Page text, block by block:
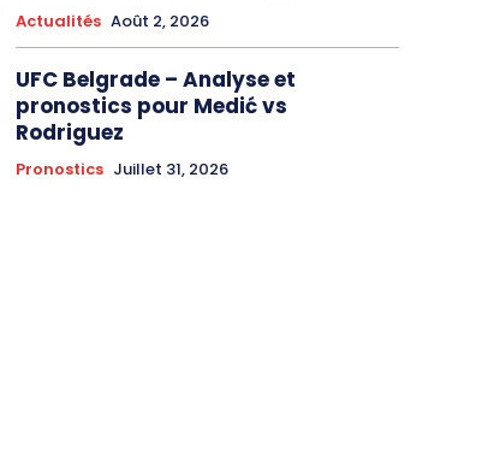
Actualités Août 2, 2026
UFC Belgrade – Analyse et
pronostics pour Medić vs
Rodriguez
Pronostics Juillet 31, 2026